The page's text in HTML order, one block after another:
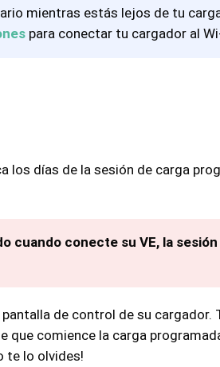
mientras estás lejos de tu
para conectar tu cargador al
los días de la sesión de carga
cuando conecte su VE, la
de control de su cargador.
comience la carga
te lo olvides!